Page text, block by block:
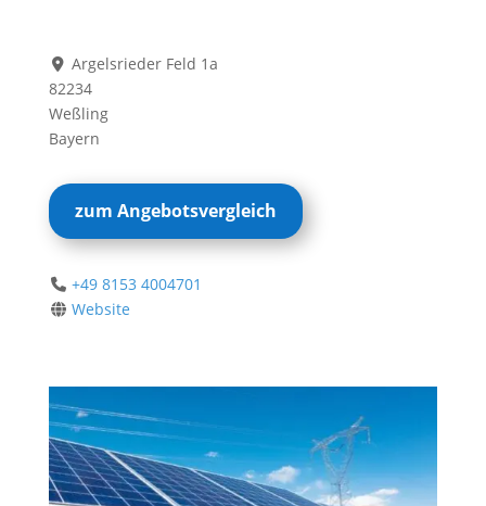
Argelsrieder Feld 1a
82234
Weßling
Bayern
zum Angebotsvergleich
+49 8153 4004701
Website